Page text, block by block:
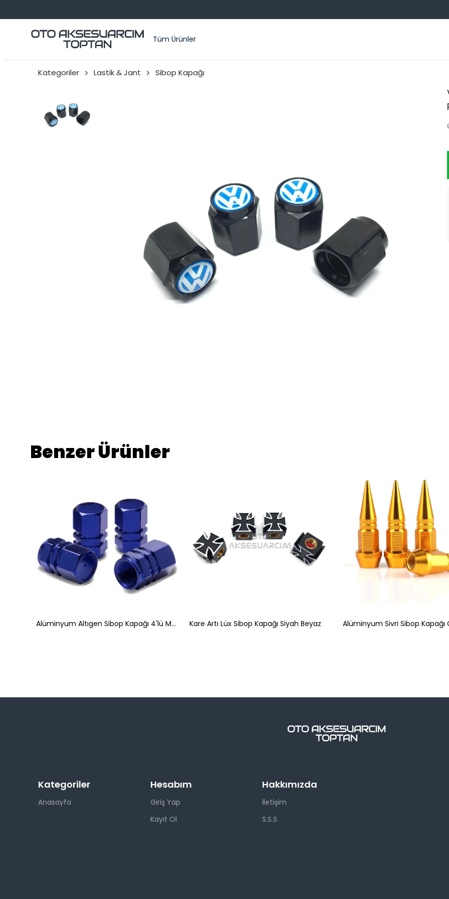
Tüm Ürünler
Kategoriler Lastik & Jant Sibop Kapağı
Benzer Ürünler
Alüminyum Altıgen Sibop Kapağı 4'lü Mavi Kare Artı Lüx Sibop Kapağı Siyah Beyaz
Kategoriler
Anasayfa
Hesabım
Giriş Yap
Kayıt Ol
Hakkımızda
İletişim
S.S.S